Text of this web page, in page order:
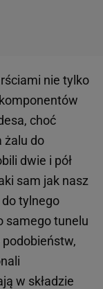
nie tylko
choć
żalu do
dwie i pół
sam jak nasz
tylnego
samego tunelu
w składzie